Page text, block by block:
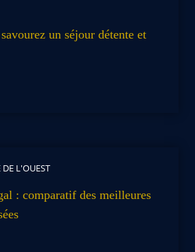
un séjour détente et
L'OUEST
: comparatif des meilleures